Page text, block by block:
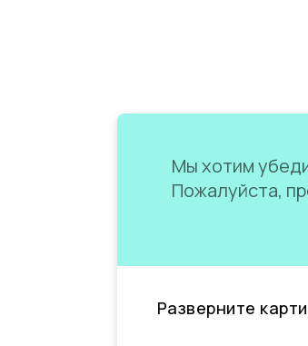
Мы хотим
Пожалуйста,
Разверните